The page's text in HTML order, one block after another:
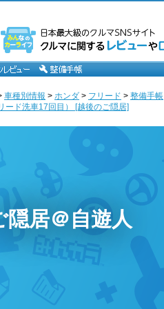
車種別情報 > ホンダ > フリード > 整備手帳
ード洗車17回目） [越後のご隠居]
隠居＠自遊人